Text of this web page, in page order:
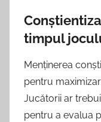
timpul
Menținerea
pentru
Jucătorii ar
pentru a evalua